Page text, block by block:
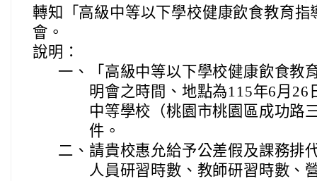
轉知「高級中等以下學校健康飲食教育
會。
說明：
一、
「高級中等以下學校健康飲食教
明會之時間、地點為115年6月26
中等學校（桃園市桃園區成功路
件。
二、 請貴校惠允給予公差假及課務排
人員研習時數、教師研習時數、